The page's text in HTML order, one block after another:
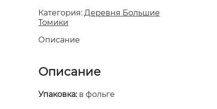
Категория: Деревня Большие
Томики
Описание
Описание
Упаковка:в фольге